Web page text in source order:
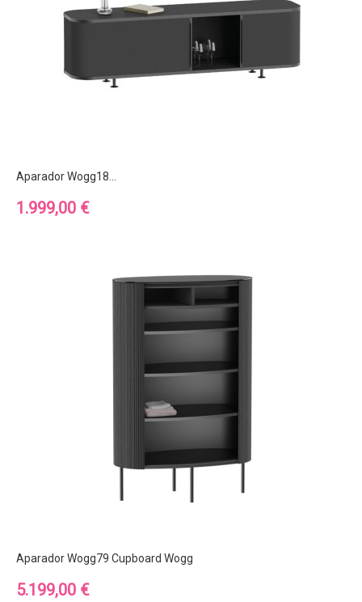
Aparador Wogg18...
Precio
1.999,00 €
Aparador Wogg79 Cupboard Wogg
Precio
5.199,00 €